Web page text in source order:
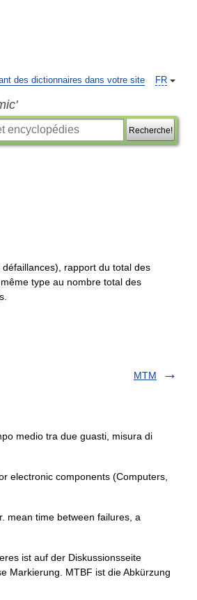
FR
des dictionnaires dans votre site
Recherche!
défaillances), rapport du total des
même type au nombre total des
MTM
medio tra due guasti, misura di
electronic components (Computers,
mean time between failures, a
ist auf der Diskussionsseite
Markierung. MTBF ist die Abkürzung